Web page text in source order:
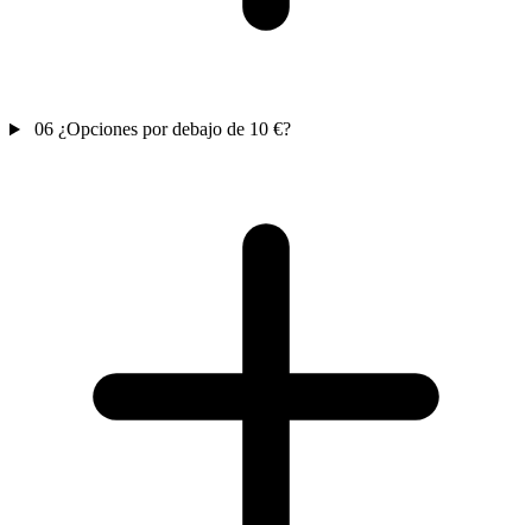
06 ¿Opciones por debajo de 10 €?